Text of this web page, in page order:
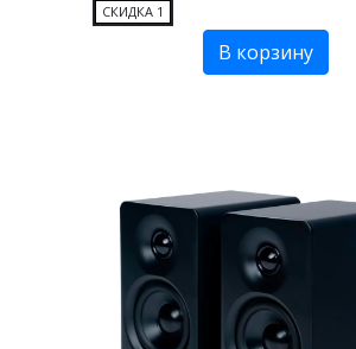
СКИДКА 1
В корзину